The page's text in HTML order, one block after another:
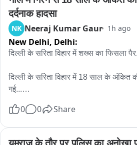
दर्दनाक हादसा
NK Neeraj Kumar Gaur 1h ago
New Delhi, Delhi:
दिल्ली के सरिता विहार में शख्स का फिसला
दिल्ली के सरिता विहार में 18 साल के अंकित
गई...
जा रहा था..तभी नाले की पुलिया को क्रोस
वो नाले में पानी के बहाव के साथ बह गया..
0 0 Share